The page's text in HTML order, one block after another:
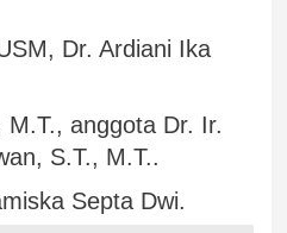
Dr. Ardiani Ika
anggota Dr. Ir.
S.T., M.T..
Septa Dwi.